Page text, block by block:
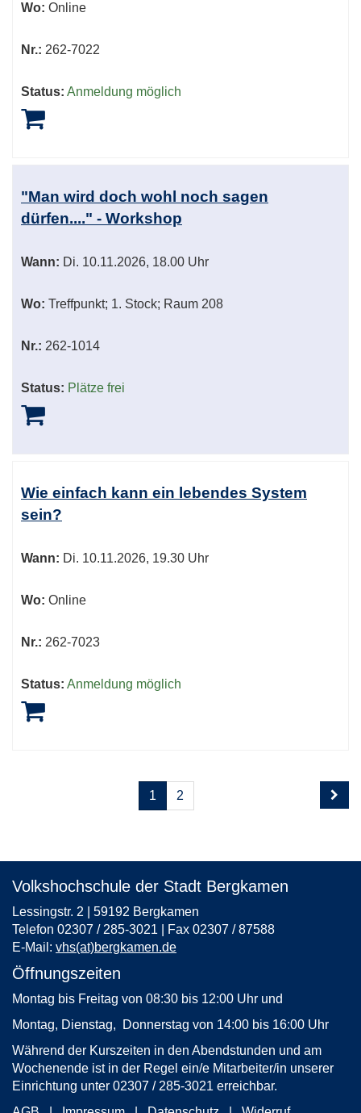
Wo: Online
Nr.: 262-7022
Status: Anmeldung möglich
"Man wird doch wohl noch sagen
dürfen...." - Workshop
Wann: Di. 10.11.2026, 18.00 Uhr
Wo: Treffpunkt; 1. Stock; Raum 208
Nr.: 262-1014
Status: Plätze frei
Wie einfach kann ein lebendes System
sein?
Wann: Di. 10.11.2026, 19.30 Uhr
Wo: Online
Nr.: 262-7023
Status: Anmeldung möglich
Seiten
blättern
1 2
Volkshochschule der Stadt Bergkamen
Lessingstr. 2 | 59192 Bergkamen
Telefon 02307 / 285-3021 | Fax 02307 / 87588
E-Mail: vhs(at)bergkamen.de
Öffnungszeiten
Montag bis Freitag von 08:30 bis 12:00 Uhr und
Montag, Dienstag, Donnerstag von 14:00 bis 16:00 Uhr
Während der Kurszeiten in den Abendstunden und am
Wochenende ist in der Regel ein/e Mitarbeiter/in unserer
Einrichtung unter 02307 / 285-3021 erreichbar.